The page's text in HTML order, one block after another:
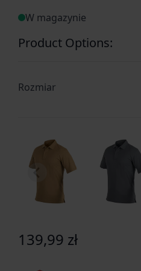
funkcjonalna u dołu listwy
lewym ramieniu niewielka
W magazynie
Product Options:
Rozmiar
139,99 zł